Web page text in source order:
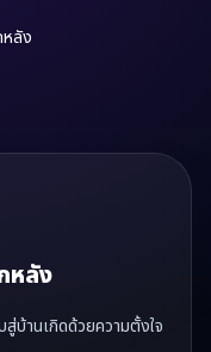
ลัง
หลัง
บ้านเกิดด้วยความตั้งใจ